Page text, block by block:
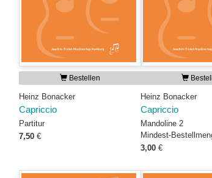
Bestellen
Heinz Bonacker
Capriccio
Partitur
7,50 €
Heinz Bonacker
Capriccio
Mandoline 2
Mindest-
3,00 €